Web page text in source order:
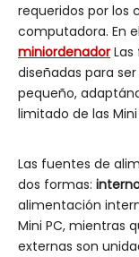
requeridos por los
computadora. En
miniordenadorLas
diseñadas para
pequeño,
limitado de las Mini
Las fuentes de
dos formas:
alimentación
Mini PC, mientras
externas son